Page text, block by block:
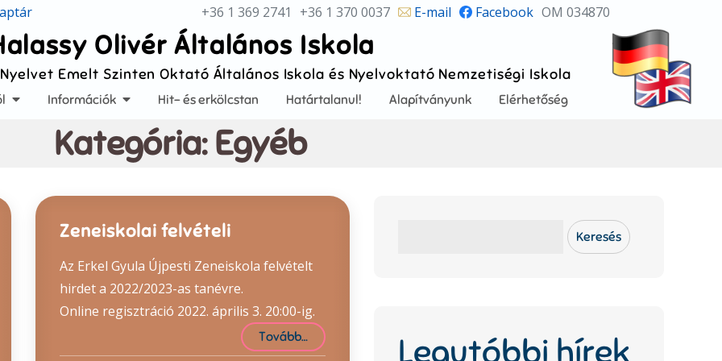
+36 1 369 2741 +36 1 370 0037 E-mail Facebook OM 034870
Olivér Általános Iskola
Emelt Szinten Oktató Általános Iskola és Nyelvoktató Nemzetiségi Iskola
Információk Hit- és erkölcstan Határtalanul! Alapítványunk Elérhetőség
Kategória:Egyéb
Zeneiskolai felvételi
Az Erkel Gyula Újpesti Zeneiskola felvételt
hirdet a 2022/2023-as tanévre.
Online regisztráció 2022. április 3. 20:00-ig.
Tovább…
Keresés
Legutóbbi hírek